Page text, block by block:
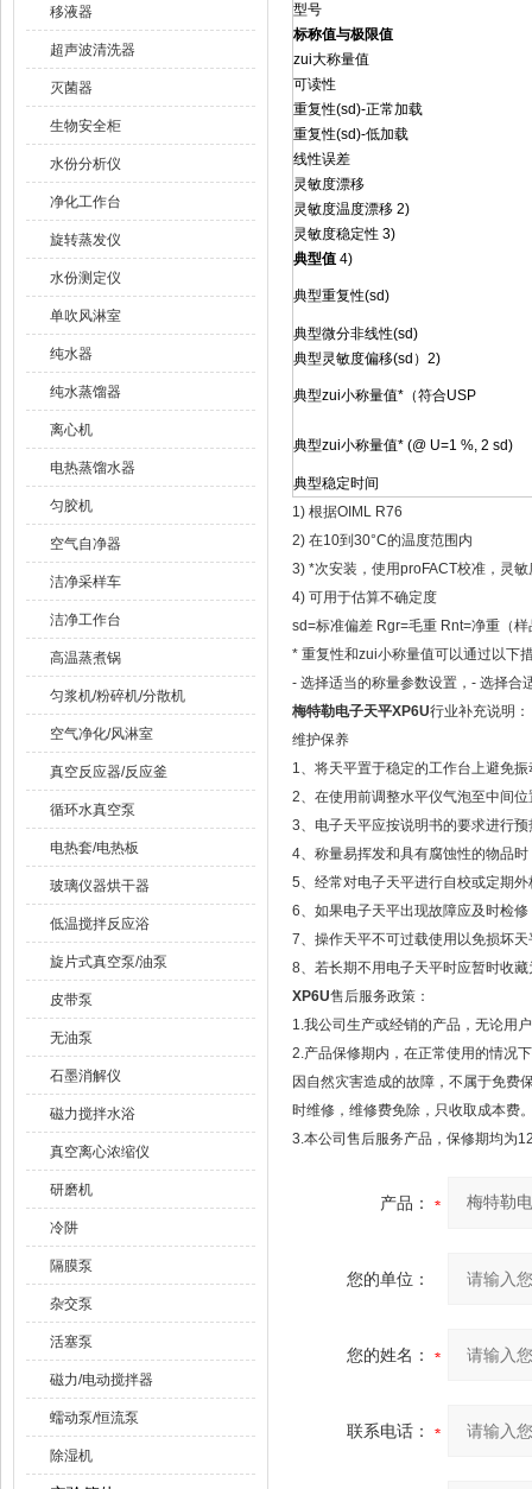
移液器
超声波清洗器
灭菌器
生物安全柜
水份分析仪
净化工作台
旋转蒸发仪
水份测定仪
单吹风淋室
纯水器
纯水蒸馏器
离心机
电热蒸馏水器
匀胶机
空气自净器
洁净采样车
洁净工作台
高温蒸煮锅
匀浆机/粉碎机/分散机
空气净化/风淋室
真空反应器/反应釜
循环水真空泵
电热套/电热板
玻璃仪器烘干器
低温搅拌反应浴
旋片式真空泵/油泵
皮带泵
无油泵
石墨消解仪
磁力搅拌水浴
真空离心浓缩仪
研磨机
冷阱
隔膜泵
杂交泵
活塞泵
磁力/电动搅拌器
蠕动泵/恒流泵
除湿机
型号
标称值与极限值
zui大称量值
可读性
重复性(sd)-正常加载
重复性(sd)-低加载
线性误差
灵敏度漂移
灵敏度温度漂移 2)
灵敏度稳定性 3)
典型值 4)
典型重复性(sd)
典型微分非线性(sd)
典型灵敏度偏移(sd）2)
典型zui小称量值*（符合USP
典型zui小称量值* (@ U=1 %, 2 sd)
典型稳定时间
1) 根据OIML R76
2) 在10到30°C的温度范围内
3) *次安装，使用proFACT校准，灵
4) 可用于估算不确定度
sd=标准偏差 Rgr=毛重 Rnt=净重（
* 重复性和zui小称量值可以通过以下
- 选择适当的称量参数设置，- 选择合
梅特勒电子天平XP6U行业补充说明：
维护保养
1、将天平置于稳定的工作台上避免
2、在使用前调整水平仪气泡至中间位
3、电子天平应按说明书的要求进行预
4、称量易挥发和具有腐蚀性的物品
5、经常对电子天平进行自校或定期
6、如果电子天平出现故障应及时检修
7、操作天平不可过载使用以免损坏天
8、若长期不用电子天平时应暂时收藏
XP6U售后服务政策：
1.我公司生产或经销的产品，无论用
2.产品保修期内，在正常使用的情况
因自然灾害造成的故障，不属于免费
时维修，维修费免除，只收取成本费
3.本公司售后服务产品，保修期均为
产品：
您的单位：
您的姓名：
联系电话：